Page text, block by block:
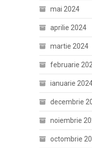
mai 2024
aprilie 2024
martie 2024
februarie
ianuarie
decembrie
noiembrie
octombrie